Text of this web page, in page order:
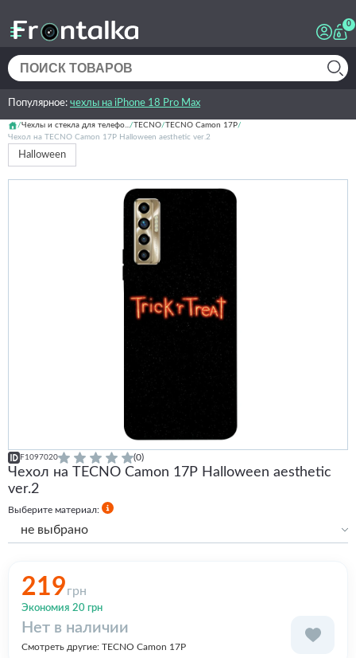
0
Популярное: чехлы на iPhone 18 Pro Max
Чехлы и стекла для телефо... TECNO TECNO Camon 17P
Чехол на TECNO Camon 17P Halloween aesthetic ver.2
Halloween
F1097020 (0)
Чехол на TECNO Camon 17P Halloween aesthetic
ver.2
Выберите материал:
не выбрано
219грн
Экономия 20 грн
Нет в наличии
Смотреть другие: TECNO Camon 17P